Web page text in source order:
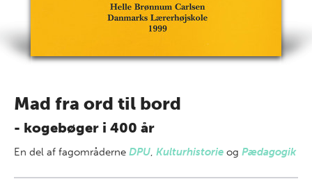
Mad fra ord til bord
- kogebøger i 400 år
En del af fagområderne DPU, Kulturhistorie og Pædagogik